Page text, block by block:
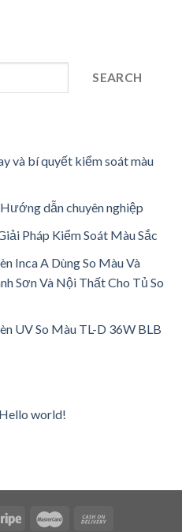
SEARCH
và bí quyết kiểm soát màu
dẫn chuyên nghiệp
Pháp Kiểm Soát Màu Sắc
Inca A Dùng So Màu Và
Sơn Và Nội Thất Cho Tủ So
UV So Màu TL-D 36W BLB
Hello world!